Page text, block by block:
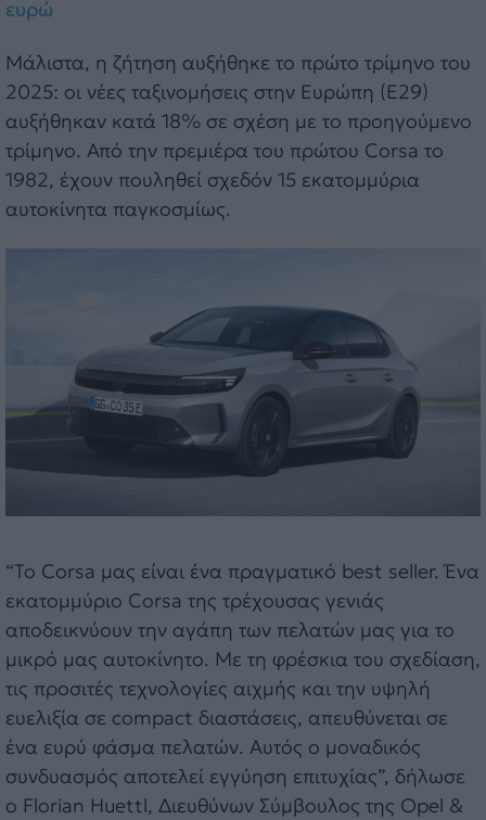
ευρώ
Μάλιστα, η ζήτηση αυξήθηκε το πρώτο τρίμηνο του
2025: οι νέες ταξινομήσεις στην Ευρώπη (E29)
αυξήθηκαν κατά 18% σε σχέση με το προηγούμενο
τρίμηνο. Από την πρεμιέρα του πρώτου Corsa το
1982, έχουν πουληθεί σχεδόν 15 εκατομμύρια
αυτοκίνητα παγκοσμίως.
“Το Corsa μας είναι ένα πραγματικό best seller. Ένα
εκατομμύριο Corsa της τρέχουσας γενιάς
αποδεικνύουν την αγάπη των πελατών μας για το
μικρό μας αυτοκίνητο. Με τη φρέσκια του σχεδίαση,
τις προσιτές τεχνολογίες αιχμής και την υψηλή
ευελιξία σε compact διαστάσεις, απευθύνεται σε
ένα ευρύ φάσμα πελατών. Αυτός ο μοναδικός
συνδυασμός αποτελεί εγγύηση επιτυχίας”, δήλωσε
ο Florian Huettl, Διευθύνων Σύμβουλος της Opel &